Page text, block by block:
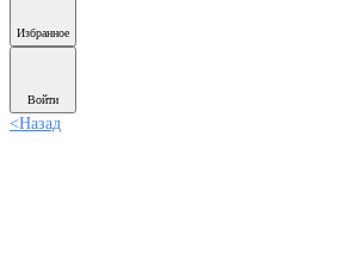
Избранное
Войти
<Назад